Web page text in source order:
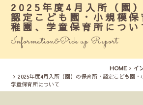
2025年度4月入所（園）
認定こども園・小規模保
稚園、学童保育所につい
Information&Pick up Report
HOME
イ
2025年度4月入所（園）の保育所・認定こども園・
学童保育所について